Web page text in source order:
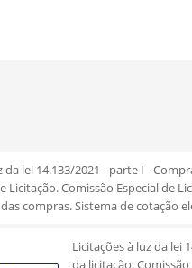
da lei 14.133/2021 - parte I -
Licitação. Comissão Especial de
compras. Sistema de cotação
Licitações à luz da lei
da licitação.